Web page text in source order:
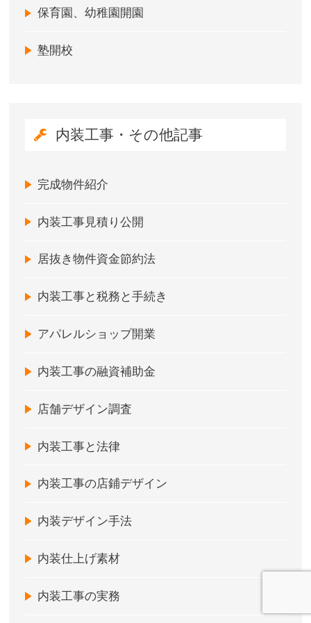
保育園、幼稚園開園
塾開校
内装工事・その他記事
完成物件紹介
内装工事見積り公開
居抜き物件資金節約法
内装工事と税務と手続き
アパレルショップ開業
内装工事の融資補助金
店舗デザイン調査
内装工事と法律
内装工事の店鋪デザイン
内装デザイン手法
内装仕上げ素材
内装工事の実務